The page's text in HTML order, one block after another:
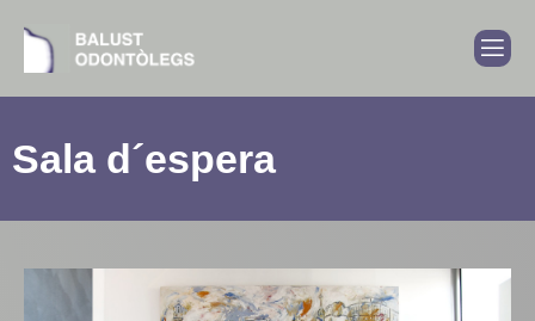
Sala d´espera